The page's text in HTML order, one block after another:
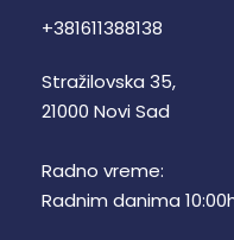
+381611388138
Stražilovska 35,
21000 Novi Sad
Radno vreme:
Radnim danima